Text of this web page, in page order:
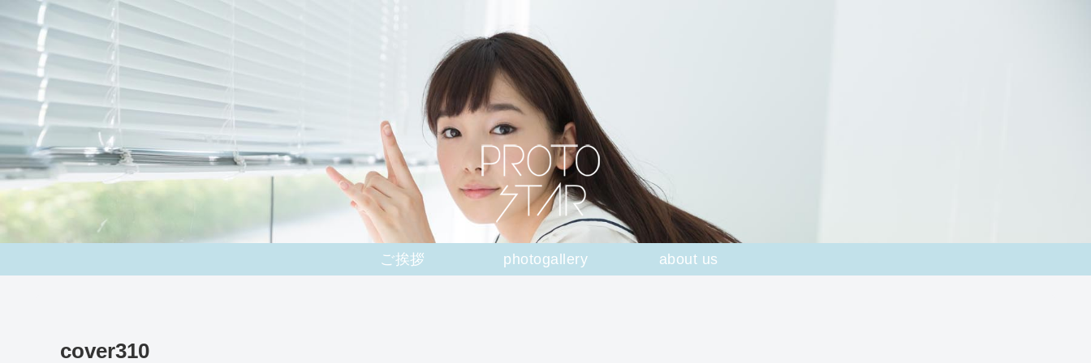
ご挨拶 photogallery about us
cover310